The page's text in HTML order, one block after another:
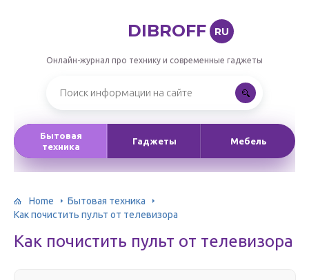
DIBROFF RU
Онлайн-журнал про технику и современные гаджеты
Бытовая
техника
Гаджеты Мебель
Home
Бытовая техника
Как почистить пульт от телевизора
Как почистить пульт от телевизора